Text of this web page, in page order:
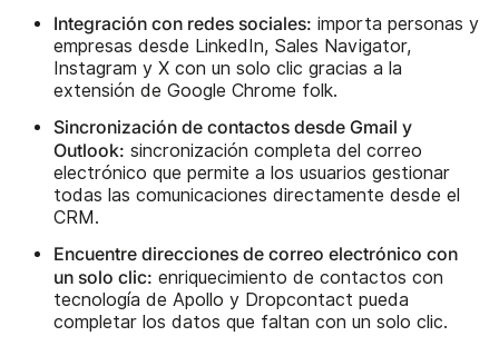
Integración con redes sociales: importa personas y
empresas desde LinkedIn, Sales Navigator,
Instagram y X con un solo clic gracias a la
extensión de Google Chrome folk.
Sincronización de contactos desde Gmail y
Outlook: sincronización completa del correo
electrónico que permite a los usuarios gestionar
todas las comunicaciones directamente desde el
CRM.
Encuentre direcciones de correo electrónico con
un solo clic: enriquecimiento de contactos con
tecnología de Apollo y Dropcontact pueda
completar los datos que faltan con un solo clic.